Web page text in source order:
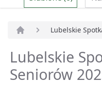
Lubelskie
Lubelskie
Seniorów